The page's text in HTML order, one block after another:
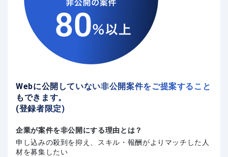
Webに公開していない非公開案件をご提案すること
もできます。
(登録者限定)
企業が案件を非公開にする理由とは？
申し込みの殺到を抑え、スキル・報酬がよりマッチした人
材を募集したい